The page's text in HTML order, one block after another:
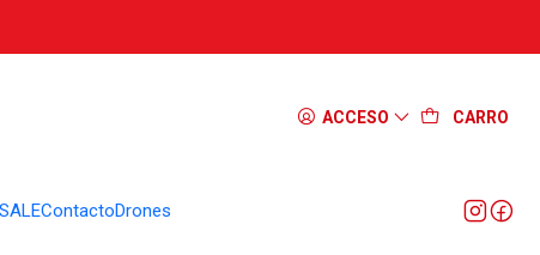
ACCESO CARRO
SALEContactoDrones
G10 Gris Oscuro
95 mm Peso 180 gr